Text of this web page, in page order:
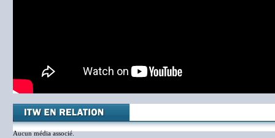
Aucun média associé.